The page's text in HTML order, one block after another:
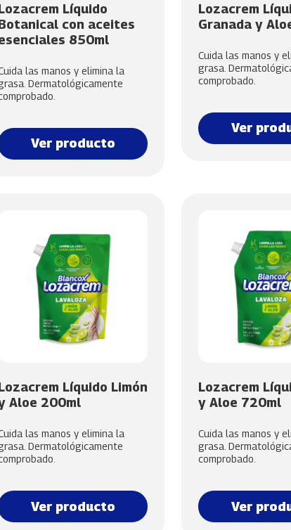
Líquido
con aceites
850ml
las manos y elimina la
Dermatológicamente
Ver producto
Lozacrem
Granada y
Cuida las manos y
grasa.
comprobado.
Ver
Líquido Limón
Aloe 200ml
las manos y elimina la
Dermatológicamente
Ver producto
Lozacrem
y Aloe 720ml
Cuida las manos y
grasa.
comprobado.
Ver